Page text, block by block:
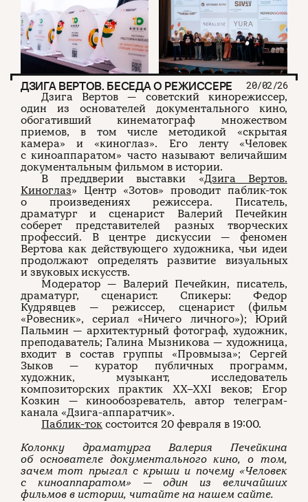
ДЗИГА ВЕРТОВ. БЕСЕДА О РЕЖИССЕРЕ 20/02/26
Дзига Вертов — советский кинорежиссер,
один из основателей документального кино,
обогативший кинематограф множеством
приемов, в том числе методикой «скрытая
камера» и «киноглаз». Его ленту «Человек
с киноаппаратом» часто называют величайшим
документальным фильмом в истории.
В преддверии выставки «Дзига Вертов.
Киноглаз» Центр «Зотов» проводит паблик-ток
о произведениях режиссера. Писатель,
драматург и сценарист Валерий Печейкин
соберет представителей разных творческих
профессий. В центре дискуссии — феномен
Вертова как действующего художника, чьи идеи
продолжают определять развитие визуальных
и звуковых искусств.
Модератор — Валерий Печейкин, писатель,
драматург, сценарист. Спикеры: Федор
Кудрявцев — режиссер, сценарист (фильм
«Ровесник», сериал «Ничего личного»); Юрий
Пальмин — архитектурный фотограф, художник,
преподаватель; Галина Мызникова — художница,
входит в состав группы «Провмыза»; Сергей
Зыков — куратор публичных программ,
художник, музыкант, исследователь
композиторских практик XX–XXI веков; Егор
Козкин — кинообозреватель, автор телеграм-
канала «Дзига-аппаратчик».
Паблик-ток состоится 20 февраля в 19:00.
Колонку драматурга Валерия Печейкина
об основателе документального кино, о том,
зачем тот прыгал с крыши и почему «Человек
с киноаппаратом» — один из величайших
фильмов в истории, читайте на нашем сайте.